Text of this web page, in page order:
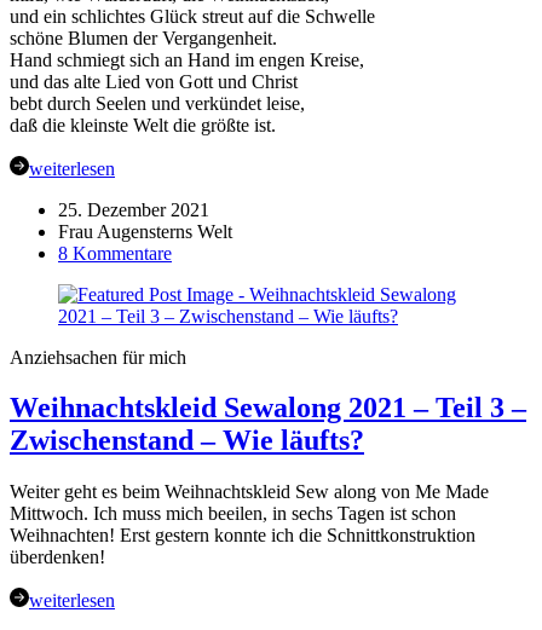
und ein schlichtes Glück streut auf die Schwelle
schöne Blumen der Vergangenheit.
Hand schmiegt sich an Hand im engen Kreise,
und das alte Lied von Gott und Christ
bebt durch Seelen und verkündet leise,
daß die kleinste Welt die größte ist.
weiterlesen
25. Dezember 2021
Frau Augensterns Welt
8 Kommentarezu
Weihnachten
Euch
Anziehsachen für mich
Weihnachtskleid Sewalong 2021 – Teil 3 –
Zwischenstand – Wie läufts?
Weiter geht es beim Weihnachtskleid Sew along von Me Made
Mittwoch. Ich muss mich beeilen, in sechs Tagen ist schon
Weihnachten! Erst gestern konnte ich die Schnittkonstruktion
überdenken!
weiterlesen